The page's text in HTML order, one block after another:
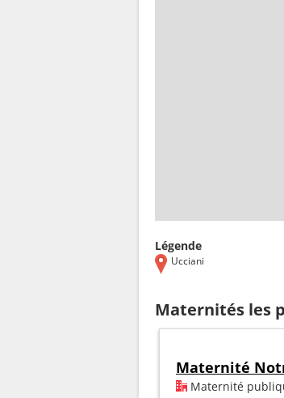
Légende
Ucciani
Maternités les
Maternité
Maternité